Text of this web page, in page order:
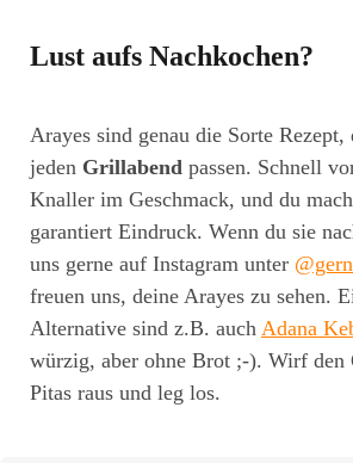
Lust aufs Nachkochen?
Arayes sind genau die Sorte
jeden Grillabend passen. Schnell
Knaller im Geschmack, und du
garantiert Eindruck. Wenn du sie
uns gerne auf Instagram unter
freuen uns, deine Arayes zu sehen.
Alternative sind z.B. auch Adana
würzig, aber ohne Brot ;-). Wirf
Pitas raus und leg los.